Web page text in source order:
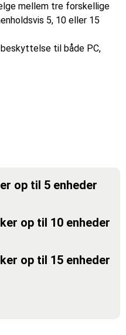
mellem tre forskellige
5, 10 eller 15
til både PC,
op til 5 enheder
op til 10 enheder
op til 15 enheder